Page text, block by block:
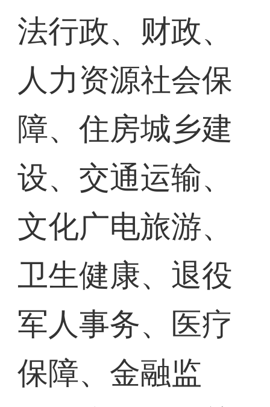
法行政、财政、
人力资源社会保
障、住房城乡建
设、交通运输、
文化广电旅游、
卫生健康、退役
军人事务、医疗
保障、金融监